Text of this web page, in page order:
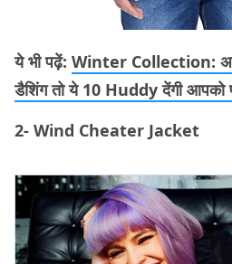
ये भी पढ़ें: Winter Collection:
डैशिंग तो ये 10 Huddy देंगी
2- Wind Cheater Jacket